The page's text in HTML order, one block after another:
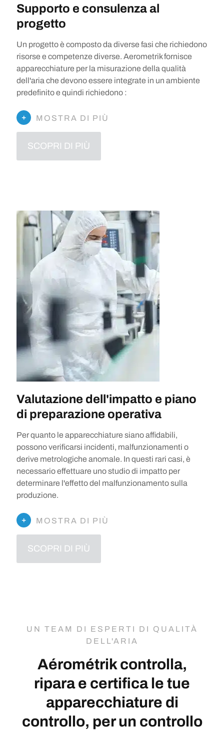
Supporto e consulenza al
progetto
Un progetto è composto da diverse fasi che richiedono
risorse e competenze diverse. Aerometrik fornisce
apparecchiature per la misurazione della qualità
dell'aria che devono essere integrate in un ambiente
predefinito e quindi richiedono :
MOSTRA DI PIÙ
SCOPRI DI PIÙ
Valutazione dell'impatto e piano
di preparazione operativa
Per quanto le apparecchiature siano affidabili,
possono verificarsi incidenti, malfunzionamenti o
derive metrologiche anomale. In questi rari casi, è
necessario effettuare uno studio di impatto per
determinare l'effetto del malfunzionamento sulla
produzione.
MOSTRA DI PIÙ
SCOPRI DI PIÙ
UN TEAM DI ESPERTI DI QUALITÀ
DELL'ARIA
Aérométrik controlla,
ripara e certifica le tue
apparecchiature di
controllo, per un controllo